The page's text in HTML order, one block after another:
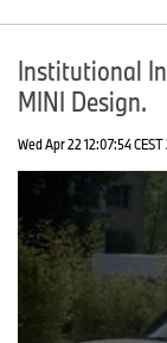
Institutional
MINI Design.
Wed Apr 22 12:07:54